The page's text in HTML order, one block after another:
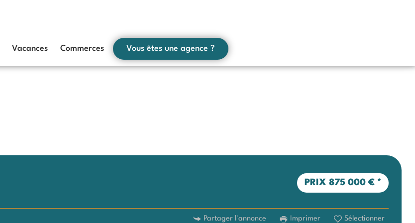
Vacances Commerces Vous êtes une agence ?
PRIX 875 000 € *
Partager l'annonce Imprimer Sélectionner